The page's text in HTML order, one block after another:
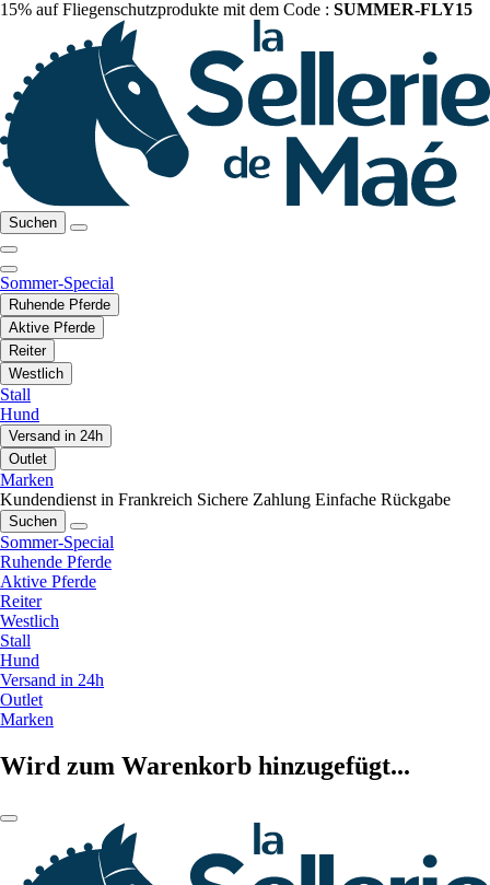
15% auf Fliegenschutzprodukte mit dem Code : SUMMER-FLY15
Suchen
Sommer-Special
Ruhende Pferde
Aktive Pferde
Reiter
Westlich
Stall
Hund
Versand in 24h
Outlet
Marken
Kundendienst in Frankreich Sichere Zahlung Einfache Rückgabe
Suchen
Sommer-Special
Ruhende Pferde
Aktive Pferde
Reiter
Westlich
Stall
Hund
Versand in 24h
Outlet
Marken
Wird zum Warenkorb hinzugefügt...